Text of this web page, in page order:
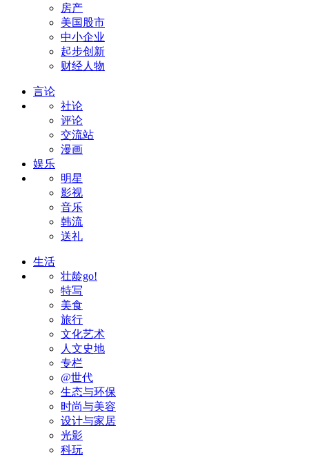
房产
美国股市
中小企业
起步创新
财经人物
言论
社论
评论
交流站
漫画
娱乐
明星
影视
音乐
韩流
送礼
生活
壮龄go!
特写
美食
旅行
文化艺术
人文史地
专栏
@世代
生态与环保
时尚与美容
设计与家居
光影
科玩